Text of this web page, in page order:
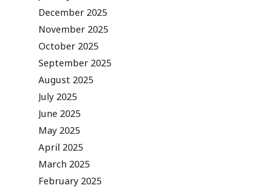
December 2025
November 2025
October 2025
September 2025
August 2025
July 2025
June 2025
May 2025
April 2025
March 2025
February 2025